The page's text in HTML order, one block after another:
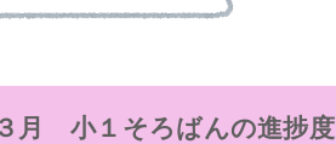
月 小１そろばんの進捗度